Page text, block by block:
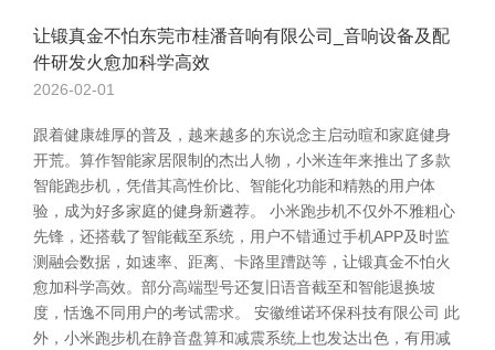
让锻真金不怕东莞市桂潘音响有限公司_音响设备及配
件研发火愈加科学高效
2026-02-01
跟着健康雄厚的普及，越来越多的东说念主启动暄和家庭健身
开荒。算作智能家居限制的杰出人物，小米连年来推出了多款
智能跑步机，凭借其高性价比、智能化功能和精熟的用户体
验，成为好多家庭的健身新遴荐。 小米跑步机不仅外不雅粗心
先锋，还搭载了智能截至系统，用户不错通过手机APP及时监
测融会数据，如速率、距离、卡路里蹧跶等，让锻真金不怕火
愈加科学高效。部分高端型号还复旧语音截至和智能退换坡
度，恬逸不同用户的考试需求。 安徽维诺环保科技有限公司 此
外，小米跑步机在静音盘算和减震系统上也发达出色，有用减